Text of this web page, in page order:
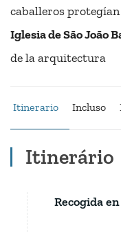
caballeros
Iglesia de São João
de la arquitectura
Itinerario Incluso
Itinerário
Recogida